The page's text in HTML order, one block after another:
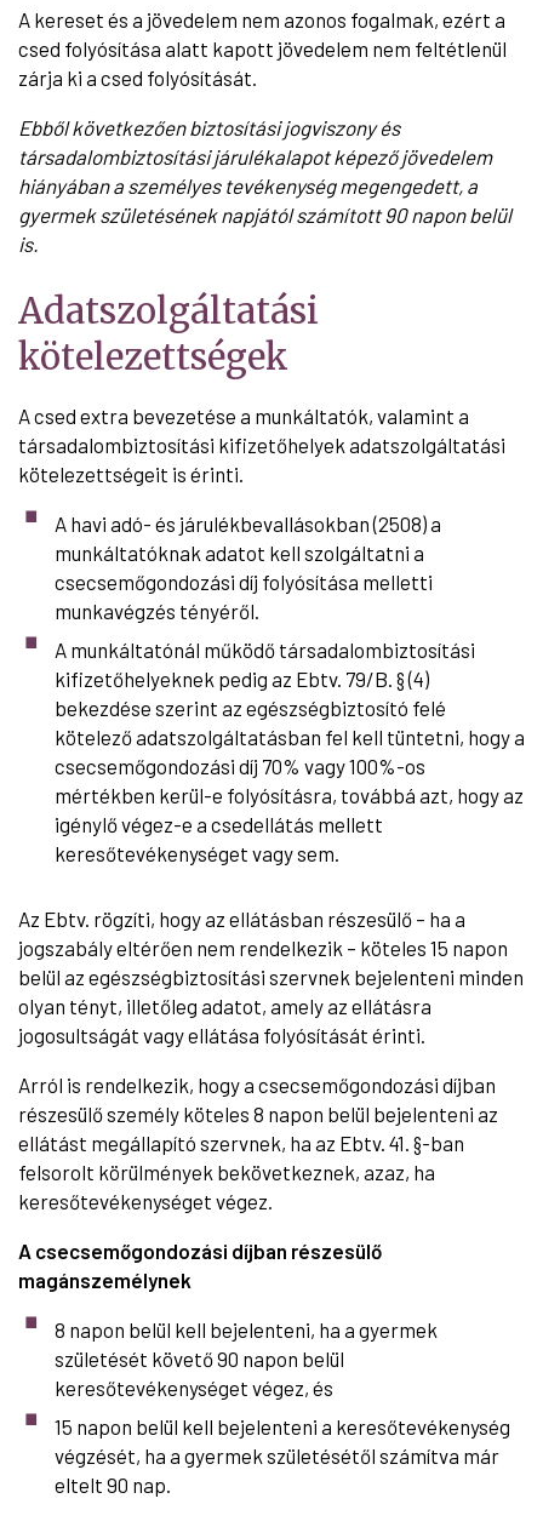
A kereset és a jövedelem nem azonos fogalmak, ezért a
csed folyósítása alatt kapott jövedelem nem feltétlenül
zárja ki a csed folyósítását.
Ebből következően biztosítási jogviszony és
társadalombiztosítási járulékalapot képező jövedelem
hiányában a személyes tevékenység megengedett, a
gyermek születésének napjától számított 90 napon belül
is.
Adatszolgáltatási
kötelezettségek
A csed extra bevezetése a munkáltatók, valamint a
társadalombiztosítási kifizetőhelyek adatszolgáltatási
kötelezettségeit is érinti.
A havi adó- és járulékbevallásokban (2508) a
munkáltatóknak adatot kell szolgáltatni a
csecsemőgondozási díj folyósítása melletti
munkavégzés tényéről.
A munkáltatónál működő társadalombiztosítási
kifizetőhelyeknek pedig az Ebtv. 79/B. § (4)
bekezdése szerint az egészségbiztosító felé
kötelező adatszolgáltatásban fel kell tüntetni, hogy a
csecsemőgondozási díj 70% vagy 100%-os
mértékben kerül-e folyósításra, továbbá azt, hogy az
igénylő végez-e a csedellátás mellett
keresőtevékenységet vagy sem.
Az Ebtv. rögzíti, hogy az ellátásban részesülő – ha a
jogszabály eltérően nem rendelkezik – köteles 15 napon
belül az egészségbiztosítási szervnek bejelenteni minden
olyan tényt, illetőleg adatot, amely az ellátásra
jogosultságát vagy ellátása folyósítását érinti.
Arról is rendelkezik, hogy a csecsemőgondozási díjban
részesülő személy köteles 8 napon belül bejelenteni az
ellátást megállapító szervnek, ha az Ebtv. 41. §-ban
felsorolt körülmények bekövetkeznek, azaz, ha
keresőtevékenységet végez.
A csecsemőgondozási díjban részesülő
magánszemélynek
8 napon belül kell bejelenteni, ha a gyermek
születését követő 90 napon belül
keresőtevékenységet végez, és
15 napon belül kell bejelenteni a keresőtevékenység
végzését, ha a gyermek születésétől számítva már
eltelt 90 nap.